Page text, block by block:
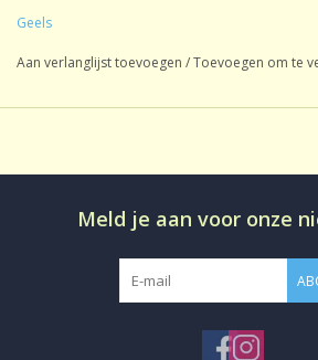
Geels
Aan verlanglijst toevoegen /Toevoegen om te
Meld je aan voor onze